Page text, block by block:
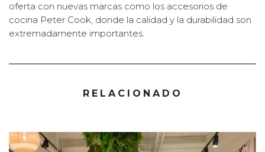
oferta con nuevas marcas como los accesorios de
cocina Peter Cook, donde la calidad y la durabilidad son
extremadamente importantes.
RELACIONADO